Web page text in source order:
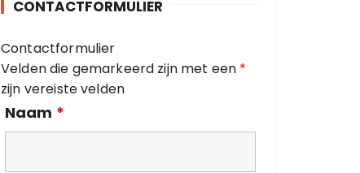
r
e
ë
n
CONTACTFORMULIER
Contactformulier
Velden die gemarkeerd zijn met een *
zijn vereiste velden
Naam *